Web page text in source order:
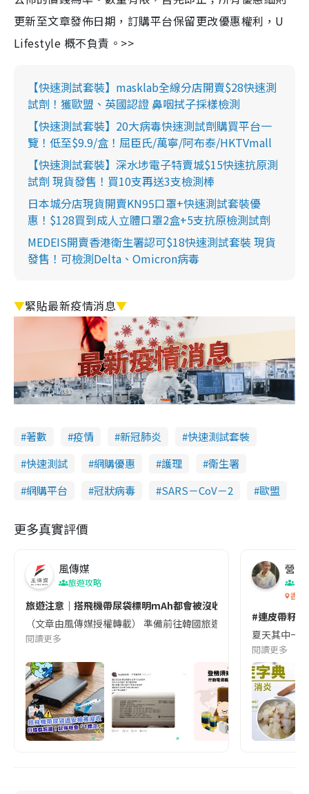
更新至文章發佈日期，訂購平台保留更改優惠權利，U
Lifestyle 概不負責。>>
【快速測試套裝】masklab全線分店開賣$28快速測
試劑！獲歐盟、英國認證 鼻咽拭子採樣檢測
【快速測試套裝】20大病毒快速測試劑購買平台一
覽！低至$9.9/盒！屈臣氏/萬寧/阿布泰/HKTVmall
【快速測試套裝】深水埗電子特賣城$15快速抗原測
試劑 現貨發售！買10支再送3支檢測棒
日本城分店現貨開賣KN95口罩+快速測試套裝優
惠！$128買到成人立體口罩2盒+5支抗原檢測試劑
MEDEIS開賣香港衛生署認可$18快速測試套裝 現貨
發售！可檢測Delta、Omicron病毒
▼緊貼最新疫情消息▼
著數 疫情 新冠肺炎
快速測試套裝
快速測試
網購優惠 護理
衞生署
網購平台
冠狀病毒 SARS－CoV－2 歐盟
更多真實評價
風傳媒
旅遊攻略
旅遊注意｜搭飛機帶尿袋標明mAh都會被沒收😱出發前切記檢查
（文章由風傳媒授權轉載） 準備前往韓國旅遊的民眾，近期要
閱讀更多
營養
香港
#連皮帶籽
夏天其中一
閱讀更多